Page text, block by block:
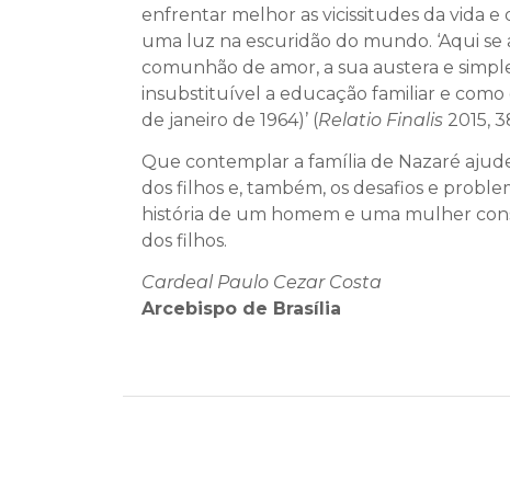
enfrentar melhor as vicissitudes da vida
uma luz na escuridão do mundo. ‘Aqui
comunhão de amor, a sua austera e
insubstituível a educação familiar e
de janeiro de 1964)’ (Relatio Finalis 2015,
Que contemplar a família de Nazaré
dos filhos e, também, os desafios e
história de um homem e uma mulher
dos filhos.
Cardeal Paulo Cezar Costa
Arcebispo de Brasília